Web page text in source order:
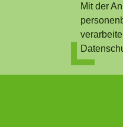
Mit der